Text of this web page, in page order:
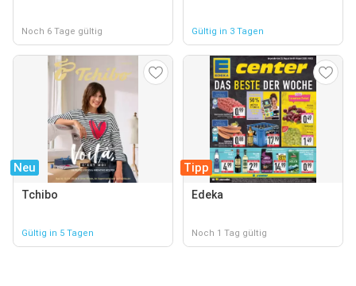
Noch 6 Tage gültig Gültig in 3 Tagen
Neu
Tchibo
Gültig in 5 Tagen
Tipp
Edeka
Noch 1 Tag gültig